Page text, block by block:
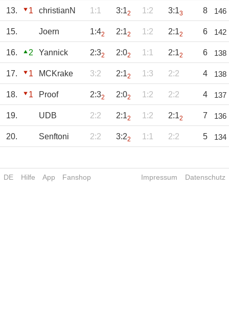
13. 1 christianN 1:1 3:12 1:2 3:13 8 146
15. Joern 1:42 2:12 1:2 2:12 6 142
16. 2 Yannick 2:32 2:02 1:1 2:12 6 138
17. 1 MCKrake 3:2 2:12 1:3 2:2 4 138
18. 1 Proof 2:32 2:02 1:2 2:2 4 137
19. UDB 2:2 2:12 1:2 2:12 7 136
20. Senftoni 2:2 3:22 1:1 2:2 5 134
DE Hilfe App Fanshop Impressum Datenschutz